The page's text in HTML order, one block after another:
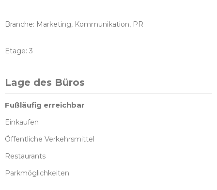
Branche: Marketing, Kommunikation, PR
Etage: 3
Lage des Büros
Fußläufig erreichbar
Einkaufen
Öffentliche Verkehrsmittel
Restaurants
Parkmöglichkeiten